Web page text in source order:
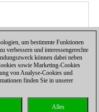
|Lizenzen
um bestimmte Funktionen
verbessern und interessengerechte
können dabei neben
sowie Marketing-Cookies
von Analyse-Cookies und
finden Sie in unserer
Alles